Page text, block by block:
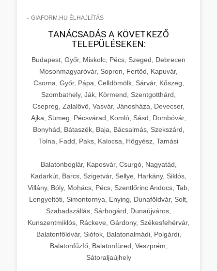
- GIAFORM.HU ÉLHAJLÍTÁS
TANÁCSADÁS A KÖVETKEZŐ
TELEPÜLÉSEKEN:
Budapest, Győr, Miskolc, Pécs, Szeged, Debrecen
Mosonmagyaróvár, Sopron, Fertőd, Kapuvár,
Csorna, Győr, Pápa, Celldömölk, Sárvár, Kőszeg,
Szombathely, Ják, Körmend, Szentgotthárd,
Csepreg, Zalalövő, Vasvár, Jánosháza, Devecser,
Ajka, Sümeg, Pécsvárad, Komló, Sásd, Dombóvár,
Bonyhád, Bátaszék, Baja, Bácsalmás, Szekszárd,
Tolna, Fadd, Paks, Kalocsa, Hőgyész, Tamási
Balatonboglár, Kaposvár, Csurgó, Nagyatád,
Kadarkút, Barcs, Szigetvár, Sellye, Harkány, Siklós,
Villány, Bóly, Mohács, Pécs, Szentlőrinc Andocs, Tab,
Lengyeltóti, Simontornya, Enying, Dunaföldvár, Solt,
Szabadszállás, Sárbogárd, Dunaújváros,
Kunszentmiklós, Ráckeve, Gárdony, Székesfehérvár,
Balatonföldvár, Siófok, Balatonalmádi, Polgárdi,
Balatonfűzfő, Balatonfüred, Veszprém,
Sátoraljaújhely